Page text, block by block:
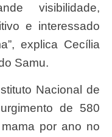
visibilidade,
e interessado
explica Cecília
Samu.
de 580
por ano no